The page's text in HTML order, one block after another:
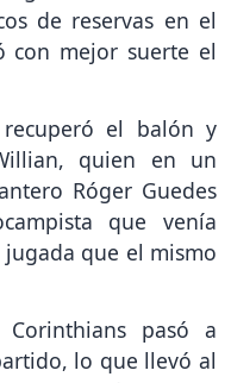
de reservas en el
con mejor suerte el
el balón y
quien en un
Róger Guedes
que venía
que el mismo
pasó a
lo que llevó al